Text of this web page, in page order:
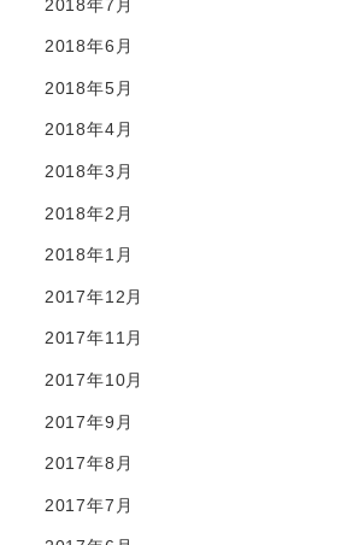
2018年7月
2018年6月
2018年5月
2018年4月
2018年3月
2018年2月
2018年1月
2017年12月
2017年11月
2017年10月
2017年9月
2017年8月
2017年7月